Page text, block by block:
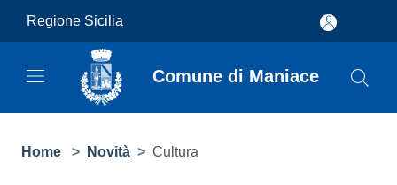
Salta al contenuto principale
Regione Sicilia
Comune di Maniace
Home > Novità > Cultura